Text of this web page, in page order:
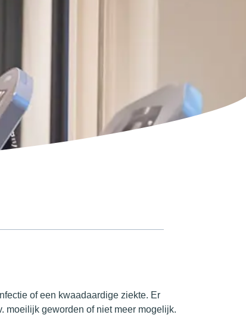
of een kwaadaardige ziekte. Er
moeilijk geworden of niet meer mogelijk.